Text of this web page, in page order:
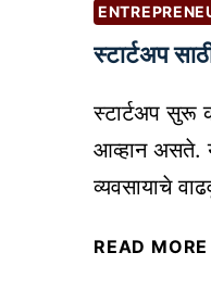
स्टार्टअप
स्टार्टअप सुरू
आव्हान असते.
व्यवसायाचे
READ MORE